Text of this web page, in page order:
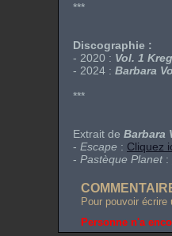
***
Discographie :
- 2020 : Vol. 1
- 2024 : Barbara
***
Extrait de Barbara
- Escape : Cliquez
- Pastèque Planet:
Pour pouvoir
Personne n'a